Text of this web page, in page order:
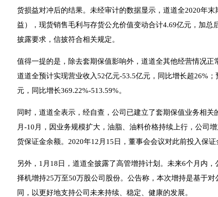
货损益对冲后的结果。未经审计的数据显示，道道全2020年
益），现货销售毛利与存货公允价值变动合计4.69亿元，加总
披露要求，信披符合相关规定。
值得一提的是，除去套期保值影响外，道道全其他经营情况
道道全预计实现营业收入52亿元-53.5亿元，同比增长超26%
元，同比增长369.22%-513.59%。
同时，道道全表示，经自查，公司已建立了套期保值业务相
月-10月，因业务规模扩大，油脂、油料价格持续上行，公司
货保证金余额。2020年12月15日，董事会会议对此前投入保
另外，1月18日，道道全披露了高管增持计划。未来6个月内
择机增持25万至50万股公司股份。公告称，本次增持是基于
同，以更好地支持公司未来持续、稳定、健康的发展。